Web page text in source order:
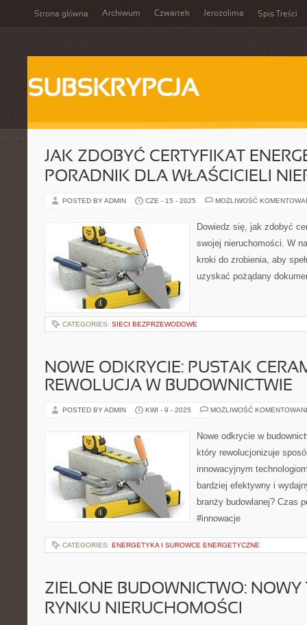
Strona główna Archiwum Czwartek Jerozolima Spis Treści
SUBSKRYPCJA
JAK ZDOBYĆ CERTYFIKAT
PORADNIK DLA WŁAŚCICIELI
POSTED BY ADMIN CZE - 15 - 2025 MOŻLIWOŚĆ
Dowiedz się, jak zdobyć
swojej nieruchomości. W
kroki do zrobienia, aby
uzyskać pożądany
CATEGORIES: SIECI BEZPRZEWODOWE
NOWE ODKRYCIE: PUSTAK
REWOLUCJA W BUDOWNICTWIE
POSTED BY ADMIN KWI - 9 - 2025 MOŻLIWOŚĆ
Nowe odkrycie w
który rewolucjonizuje
innowacyjnym
bardziej efektywny i
branży budowlanej? Czas
#innowacje
CATEGORIES: ENERGETYKA I SUROWCE ENERGETYCZNE
ZIELONE BUDOWNICTWO: NOWY
RYNKU NIERUCHOMOŚCI